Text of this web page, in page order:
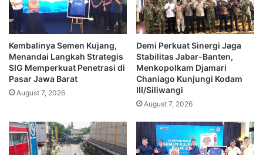
Kembalinya Semen Kujang,
Menandai Langkah Strategis
SIG Memperkuat Penetrasi di
Pasar Jawa Barat
August 7, 2026
Demi Perkuat Sinergi Jaga
Stabilitas Jabar-Banten,
Menkopolkam Djamari
Chaniago Kunjungi Kodam
III/Siliwangi
August 7, 2026